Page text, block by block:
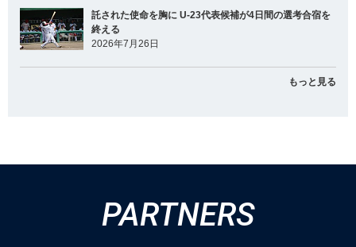
託された使命を胸に U-23代表候補が4日間の選考合宿を
終える
2026年7月26日
もっと見る
PARTNERS